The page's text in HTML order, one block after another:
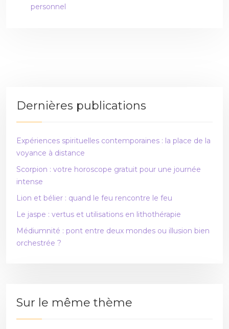
personnel
Dernières publications
Expériences spirituelles contemporaines : la place de la
voyance à distance
Scorpion : votre horoscope gratuit pour une journée
intense
Lion et bélier : quand le feu rencontre le feu
Le jaspe : vertus et utilisations en lithothérapie
Médiumnité : pont entre deux mondes ou illusion bien
orchestrée ?
Sur le même thème